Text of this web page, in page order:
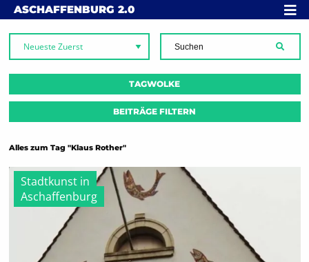
Skip to content
ASCHAFFENBURG 2.0 MENÜ
TAGWOLKE
BEITRÄGE FILTERN
Alles zum Tag "Klaus Rother"
Stadtkunst in
Aschaffenburg